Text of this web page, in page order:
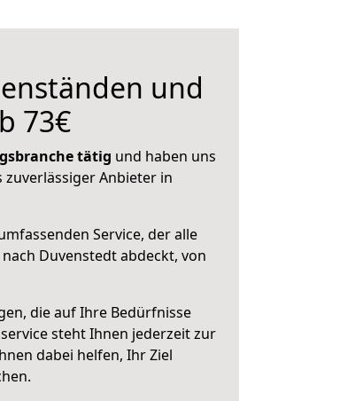
und
73€
tätig und haben uns
Anbieter in
Service, der alle
Duvenstedt abdeckt, von
die auf Ihre Bedürfnisse
steht Ihnen jederzeit zur
dabei helfen, Ihr Ziel